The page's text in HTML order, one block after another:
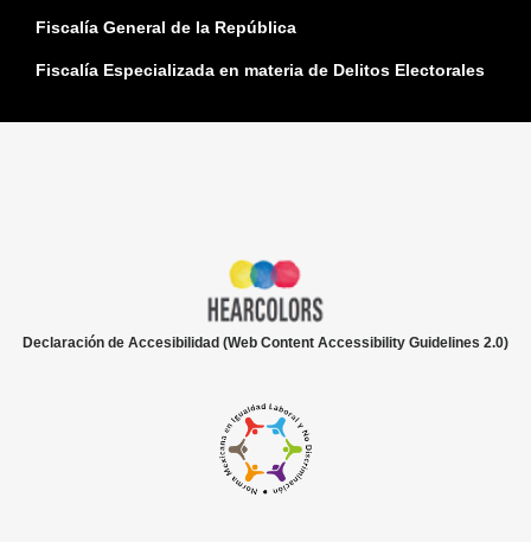
Fiscalía General de la República
Fiscalía Especializada en materia de Delitos Electorales
Declaración de Accesibilidad (Web Content Accessibility Guidelines 2.0)